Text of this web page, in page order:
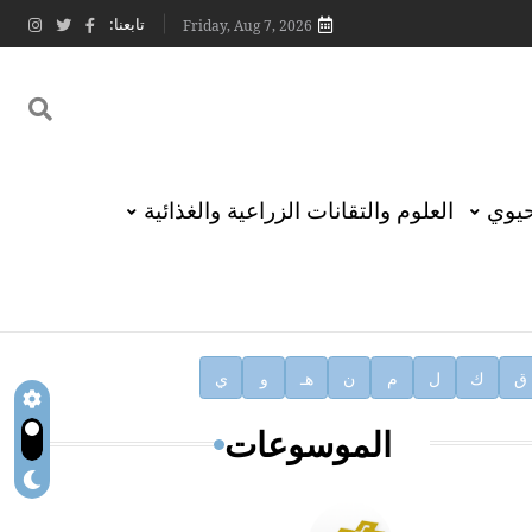
Friday, Aug 7, 2026 تابعنا:
العلوم والتقانات الزراعية والغذائية
ق ك ل م ن هـ و ي
الموسوعات